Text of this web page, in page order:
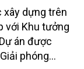
xây dựng trên
với Khu tưởng
án được
phóng